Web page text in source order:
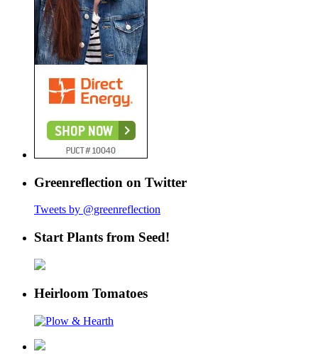
Greenreflection on Twitter
Tweets by @greenreflection
Start Plants from Seed!
Heirloom Tomatoes